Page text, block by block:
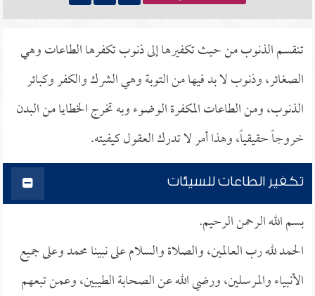
تنقسم الذنوب من حيث تكفيرها إلى ذنوب تكفرها الطاعات وهي
الصغائر، وذنوب لا بد فيها من التوبة وهي الشرك والكفر وكبائر
الذنوب، ومن الطاعات المكفرة الوضوء وبه تخرج الخطايا من البدن
خروجاً حقيقياً، وهذا أمر لا تدرك العقول كيفيته.
تكفير الطاعات للسيئات
بسم الله الرحمن الرحيم.
الحمد لله رب العالمين، والصلاة والسلام على نبينا محمد وعلى جميع
الأنبياء والمرسلين، ورضي الله عن الصحابة الطيبين، وعمن تبعهم